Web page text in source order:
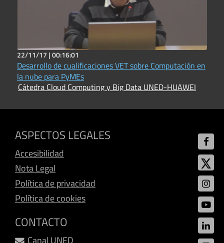
22/11/17 |00:16:01
Desarrollo de cualificaciones VET sobre Computación en
la nube para PyMEs
Cátedra Cloud Computing y Big Data UNED-HUAWEI
ASPECTOS LEGALES
Accesibilidad
Nota Legal
Política de privacidad
Política de cookies
CONTACTO
Canal UNED